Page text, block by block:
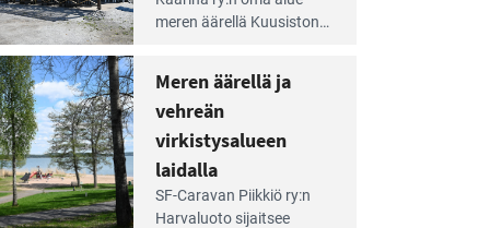
loistavat virkistäytymis­
meren äärellä Kuusiston
lapsiystävällinen,
rauhallinen ja
silmiinpistävän siisti.
Meren äärellä ja
vehreän
virkistysalueen
laidalla
SF-Caravan Piikkiö ry:n
Harvaluoto sijait­see